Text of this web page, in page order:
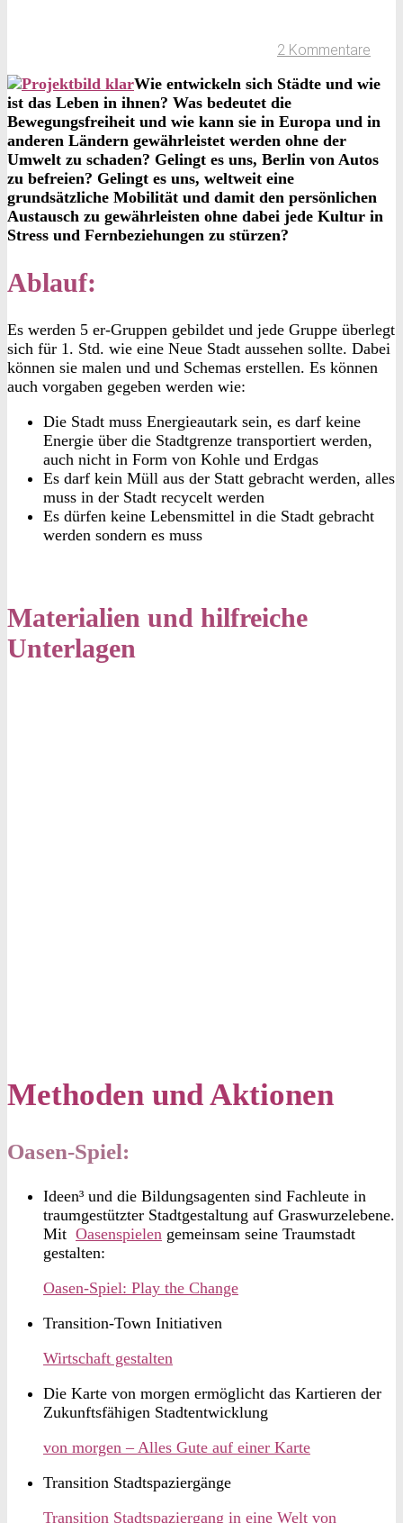
2 Kommentare
Wie entwickeln sich Städte und wie
ist das Leben in ihnen? Was bedeutet die
Bewegungsfreiheit und wie kann sie in Europa und in
anderen Ländern gewährleistet werden ohne der
Umwelt zu schaden? Gelingt es uns, Berlin von Autos
zu befreien? Gelingt es uns, weltweit eine
grundsätzliche Mobilität und damit den persönlichen
Austausch zu gewährleisten ohne dabei jede Kultur in
Stress und Fernbeziehungen zu stürzen?
Ablauf:
Es werden 5 er-Gruppen gebildet und jede Gruppe überlegt
sich für 1. Std. wie eine Neue Stadt aussehen sollte. Dabei
können sie malen und und Schemas erstellen. Es können
auch vorgaben gegeben werden wie:
Die Stadt muss Energieautark sein, es darf keine
Energie über die Stadtgrenze transportiert werden,
auch nicht in Form von Kohle und Erdgas
Es darf kein Müll aus der Statt gebracht werden, alles
muss in der Stadt recycelt werden
Es dürfen keine Lebensmittel in die Stadt gebracht
werden sondern es muss
Materialien und hilfreiche
Unterlagen
Methoden und Aktionen
Oasen-Spiel:
Ideen³ und die Bildungsagenten sind Fachleute in
traumgestützter Stadtgestaltung auf Graswurzelebene.
Mit Oasenspielen gemeinsam seine Traumstadt
gestalten:
Oasen-Spiel: Play the Change
Transition-Town Initiativen
Wirtschaft gestalten
Die Karte von morgen ermöglicht das Kartieren der
Zukunftsfähigen Stadtentwicklung
von morgen – Alles Gute auf einer Karte
Transition Stadtspaziergänge
Transition Stadtspaziergang in eine Welt von